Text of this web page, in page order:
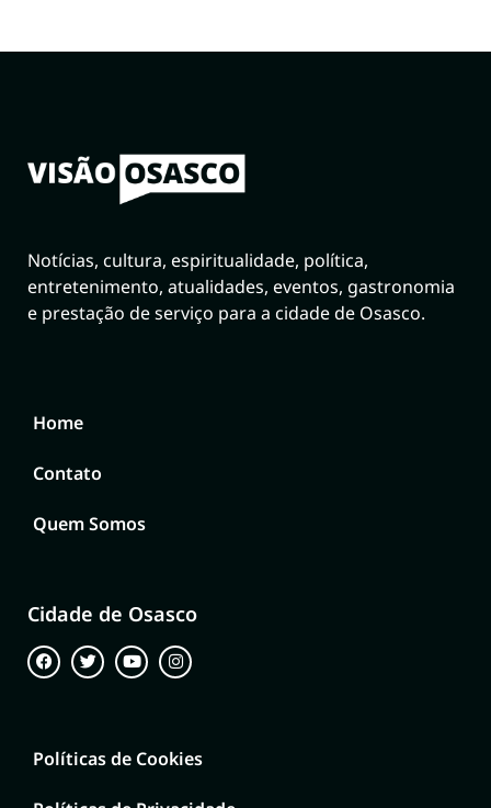
Notícias, cultura, espiritualidade, política,
entretenimento, atualidades, eventos, gastronomia
e prestação de serviço para a cidade de Osasco.
Home
Contato
Quem Somos
Cidade de Osasco
Políticas de Cookies